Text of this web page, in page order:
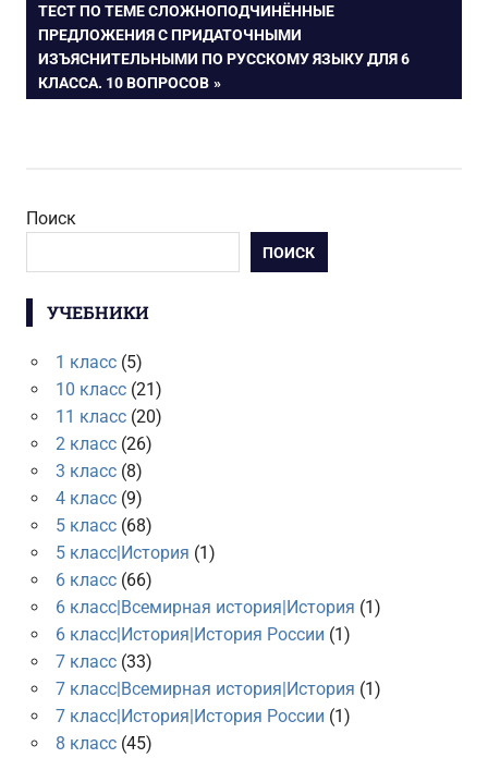
записям
СЛЕДУЮЩАЯ
ЗАПИСЬ:
ТЕСТ ПО ТЕМЕ СЛОЖНОПОДЧИНЁННЫЕ
ПРЕДЛОЖЕНИЯ С ПРИДАТОЧНЫМИ
ИЗЪЯСНИТЕЛЬНЫМИ ПО РУССКОМУ ЯЗЫКУ ДЛЯ 6
КЛАССА. 10 ВОПРОСОВ
Поиск
ПОИСК
УЧЕБНИКИ
1 класс(5)
10 класс(21)
11 класс(20)
2 класс(26)
3 класс(8)
4 класс(9)
5 класс(68)
5 класс|История (1)
6 класс(66)
6 класс|Всемирная история|История (1)
6 класс|История|История России (1)
7 класс(33)
7 класс|Всемирная история|История (1)
7 класс|История|История России (1)
8 класс(45)